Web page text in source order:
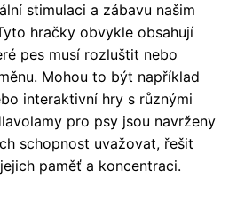
stimulaci a zábavu našim
hračky obvykle obsahují
pes musí rozluštit nebo
Mohou to být například
interaktivní hry s různými
pro psy jsou navrženy
schopnost uvažovat, řešit
paměť a koncentraci.